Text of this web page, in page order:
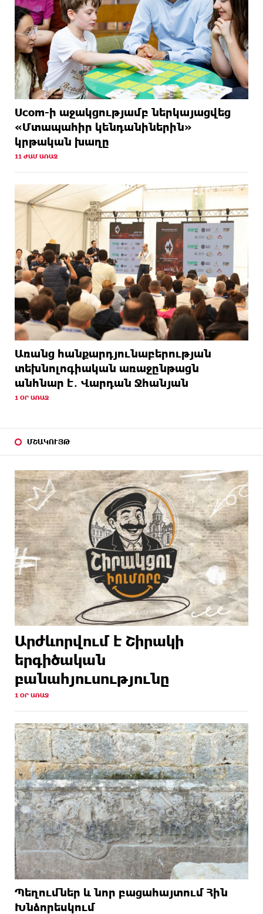
Ucom-ի աջակցությամբ ներկայացվեց
«Մտապահիր կենդանիներին»
կրթական խաղը
11 ԺԱՄ ԱՌԱՋ
Առանց հանքարդյունաբերության
տեխնոլոգիական առաջընթացն
անհնար է․ Վարդան Ջհանյան
1 ՕՐ ԱՌԱՋ
ՄՇԱԿՈՒՅԹ
Արժևորվում է Շիրակի
երգիծական
բանահյուսությունը
1 ՕՐ ԱՌԱՋ
Պեղումներ և նոր բացահայտում Հին
Խնձորեսկում